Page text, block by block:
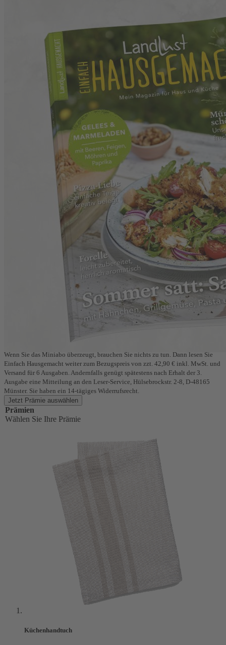
Zum Anfang der Bildergalerie springen
Einfach Hausgemacht Miniabo
Einfach mal probieren: Lesen Sie 3 Ausgaben Einfach
Hausgemacht zum Vorteilspreis.
Ihre Miniabo-Vorteile:
✔ 3 Ausgaben für nur 19,80 €
✔ Eine Prämie Ihrer Wahl gratis
✔ Kostenloser Frei-Haus-Service
Wenn Sie das Miniabo überzeugt, brauchen Sie nichts zu tun. Dann lesen Sie
Einfach Hausgemacht weiter zum Bezugspreis von zzt. 42,90 € inkl. MwSt. und
Versand für 6 Ausgaben. Andernfalls genügt spätestens nach Erhalt der 3.
Ausgabe eine Mitteilung an den Leser-Service, Hülsebrockstr. 2-8, D-48165
Münster. Sie haben ein 14-tägiges Widerrufsrecht.
Jetzt Prämie auswählen
Prämien
Wählen Sie Ihre Prämie
Küchenhandtuch